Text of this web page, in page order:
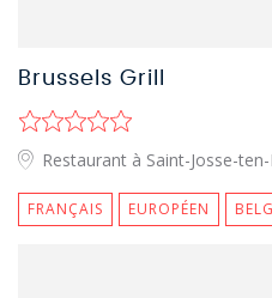
Brussels Grill
Restaurant à Saint-Josse-
FRANÇAIS EUROPÉEN